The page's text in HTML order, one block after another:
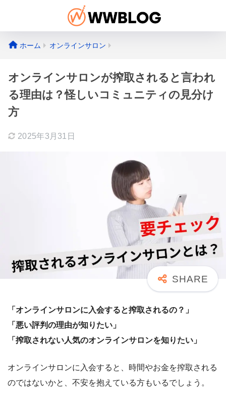
ホーム オンラインサロン
オンラインサロンが搾取されると言われ
る理由は？怪しいコミュニティの見分け
方
2025年3月31日
「オンラインサロンに入会すると搾取されるの？」
「悪い評判の理由が知りたい」
「搾取されない人気のオンラインサロンを知りたい」
オンラインサロンに入会すると、時間やお金を搾取される
のではないかと、不安を抱えている方もいるでしょう。